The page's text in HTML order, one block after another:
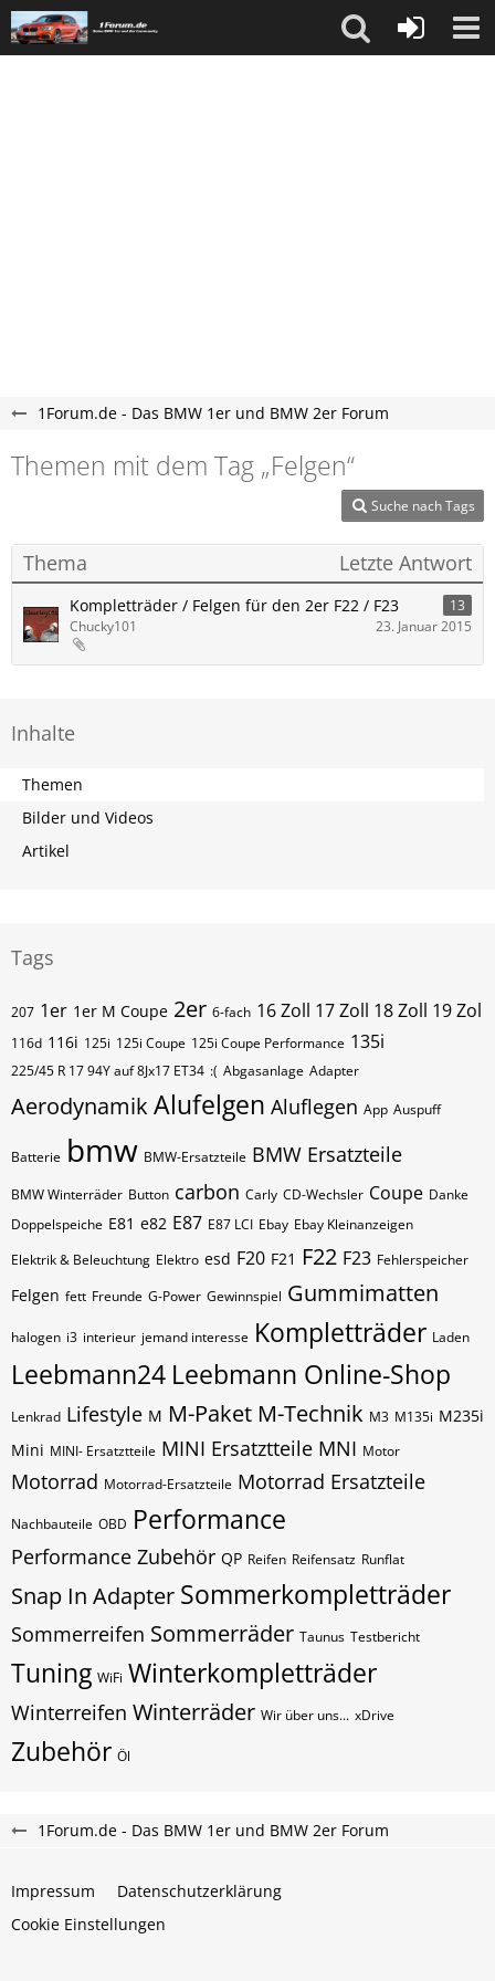
1Forum.de - Das BMW 1er und BMW 2er Forum
Themen mit dem Tag „Felgen“
Suche nach Tags
Thema Letzte Antwort
Kompletträder / Felgen für den 2er F22 / F23
13
Chucky101
23. Januar 2015
Inhalte
Themen
Bilder und Videos
Artikel
Tags
207 1er 1er M Coupe 2er 6-fach 16 Zoll 17 Zoll 18 Zoll 19 Zol
116d 116i 125i 125i Coupe 125i Coupe Performance 135i
225/45 R 17 94Y auf 8Jx17 ET34 :( Abgasanlage Adapter
Aerodynamik Alufelgen Aluflegen App Auspuff
Batterie bmw BMW-Ersatzteile BMW Ersatzteile
BMW Winterräder Button carbon Carly CD-Wechsler Coupe Danke
Doppelspeiche E81 e82 E87 E87 LCI Ebay Ebay Kleinanzeigen
Elektrik & Beleuchtung Elektro esd F20 F21 F22 F23 Fehlerspeicher
Felgen fett Freunde G-Power Gewinnspiel Gummimatten
halogen i3 interieur jemand interesse Kompletträder Laden
Leebmann24 Leebmann Online-Shop
Lenkrad Lifestyle M M-Paket M-Technik M3 M135i M235i
Mini MINI- Ersatztteile MINI Ersatztteile MNI Motor
Motorrad Motorrad-Ersatzteile Motorrad Ersatzteile
Nachbauteile OBD Performance
Performance Zubehör QP Reifen Reifensatz Runflat
Snap In Adapter Sommerkompletträder
Sommerreifen Sommerräder Taunus Testbericht
Tuning WiFi Winterkompletträder
Winterreifen Winterräder Wir über uns... xDrive
Zubehör Öl
1Forum.de - Das BMW 1er und BMW 2er Forum
Impressum
Datenschutzerklärung
Cookie Einstellungen